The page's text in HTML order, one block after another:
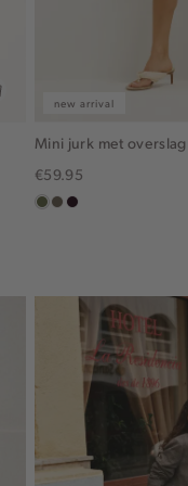
new arrival
Mini jurk met overslag
€59.95
groen,
middenbruin
bordeaux,